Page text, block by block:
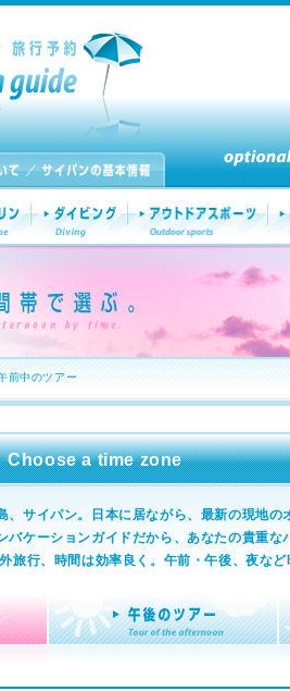
前中のツアー
Choose a time zone
、サイパン。日本に居ながら、最新の現地
バケーションガイドだから、あなたの貴重な
旅行、時間は効率良く。午前・午後、夜など